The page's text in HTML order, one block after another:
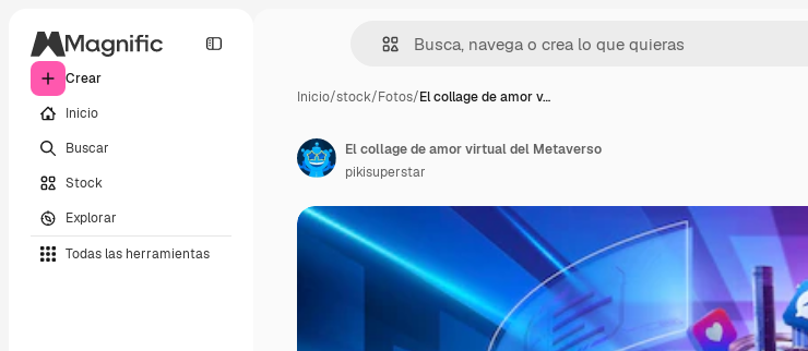
Crear
Inicio
Buscar
Stock
Explorar
Todas las herramientas
Inicio/stock/Fotos/El collage de amor v…
El collage de amor virtual del Metaverso
pikisuperstar